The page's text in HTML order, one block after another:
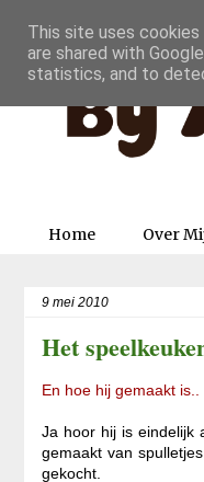
Home Over
9 mei 2010
Het
En hoe hij gemaakt is..
Ja hoor hij is eindelijk
gemaakt van
gekocht.
This site uses
are shared with
statistics, and to